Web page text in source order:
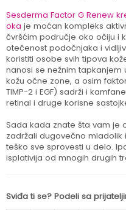
Sesderma Factor G Renew
oka je moćan kompleks
čvršćim područje oko očiju i
otečenost podočnjaka i
koristiti osobe svih tipova
nanosi se nežnim tapkanjem
kožu očne zone, a osim
TIMP-2 i EGF) sadrži i
retinal i druge korisne
Sada kada znate šta vam je
zadržali dugovečno
teško sve sprovesti u delo.
isplativija od mnogih drugih
Sviđa ti se? Podeli sa